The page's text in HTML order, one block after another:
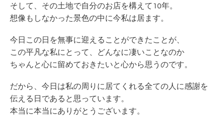
そして、その土地で自分のお店を構えて10年。
想像もしなかった景色の中に今私は居ます。
今日この日を無事に迎えることができたことが、
この平凡な私にとって、どんなに凄いことなのか
ちゃんと心に留めておきたいと心から思うのです。
だから、今日は私の周りに居てくれる全ての人に感謝を
伝える日であると思っています。
本当に本当にありがとうございます。